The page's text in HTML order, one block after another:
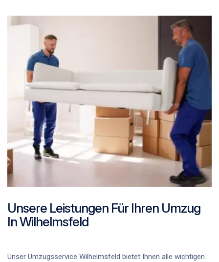
Unsere Leistungen Für Ihren Umzug
In Wilhelmsfeld
Unser Umzugsservice Wilhelmsfeld bietet Ihnen alle wichtigen